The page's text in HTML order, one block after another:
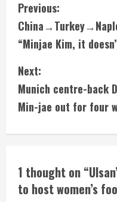
C
o
n
t
i
n
u
e
Previous:
“Minjae Kim, it
Next:
Munich centre-back
Min-jae out for four
1 thought on “
to host women’s